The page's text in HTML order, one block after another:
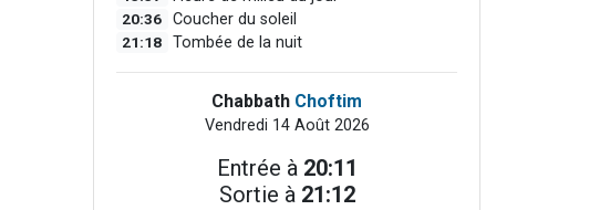
20:36 Coucher du soleil
21:18 Tombée de la nuit
Chabbath Choftim
Vendredi 14 Août 2026
Entrée à 20:11
Sortie à 21:12